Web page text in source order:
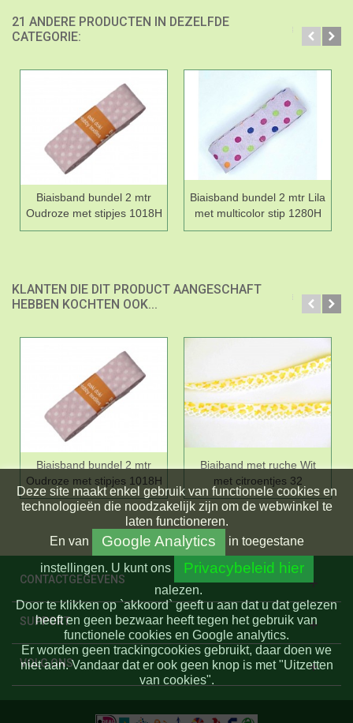
21 ANDERE PRODUCTEN IN DEZELFDE
CATEGORIE:
Biaisband bundel 2 mtr
Oudroze met stipjes 1018H
Biaisband bundel 2 mtr Lila
met multicolor stip 1280H
KLANTEN DIE DIT PRODUCT AANGESCHAFT
HEBBEN KOCHTEN OOK...
Biaisband bundel 2 mtr
Oudroze met stipjes 1018H
Biaiband met ruche Wit
met citroentjes 32
CONTACTGEGEVENS
SUPPORT
VOLG ONS
Deze site maakt enkel gebruik van functionele cookies en
technologieën die noodzakelijk zijn om de webwinkel te
laten functioneren.
En van Google Analytics
in toegestane
instellingen. U kunt ons Privacybeleid hier
nalezen.
Door te klikken op `akkoord` geeft u aan dat u dat gelezen
heeft en geen bezwaar heeft tegen het gebruik van
functionele cookies en Google analytics.
Er worden geen trackingcookies gebruikt, daar doen we
niet aan. Vandaar dat er ook geen knop is met "Uitzetten
van cookies".